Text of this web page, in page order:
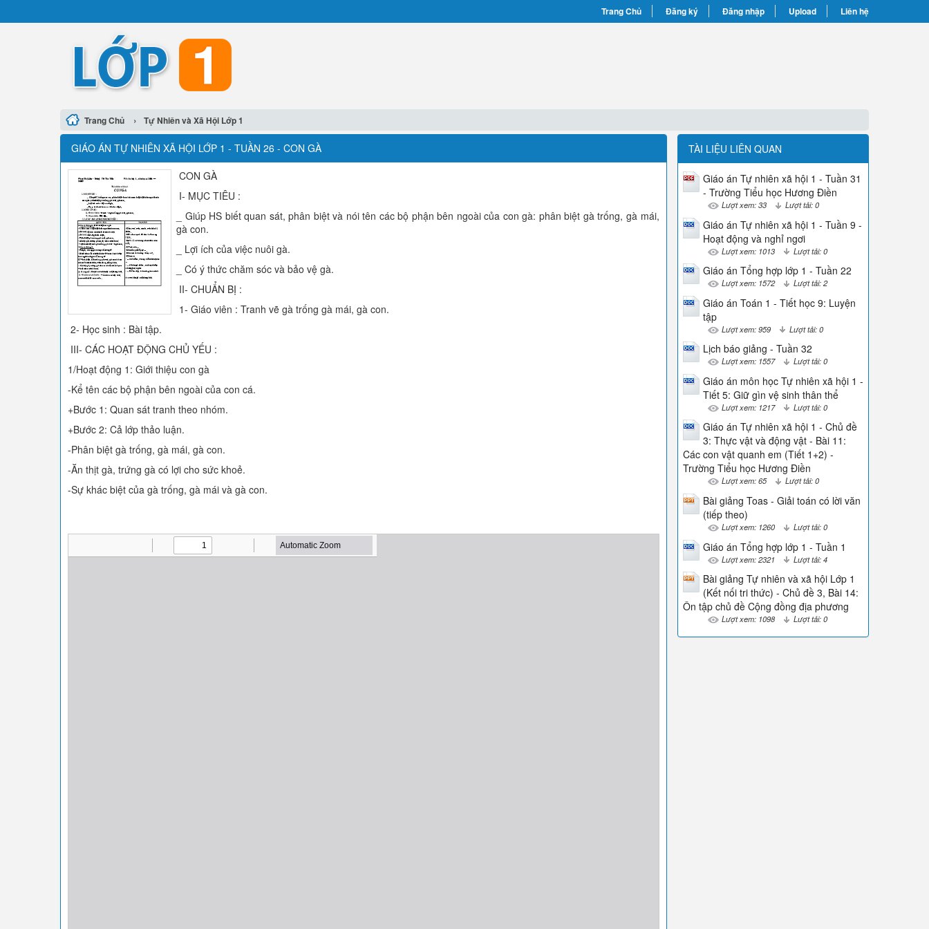
Trang Chủ Đăng ký Đăng nhập Upload Liên hệ
Trang Chủ › Tự Nhiên và Xã Hội Lớp 1
GIÁO ÁN TỰ NHIÊN XÃ HỘI LỚP 1 - TUẦN 26 - CON GÀ
CON GÀ
I- MỤC TIÊU :
_ Giúp HS biết quan sát, phân biệt và nói tên các bộ phận bên ngoài của con gà: phân biệt gà trống, gà mái,
gà con.
_ Lợi ích của việc nuôi gà.
_ Có ý thức chăm sóc và bảo vệ gà.
II- CHUẨN BỊ :
1- Giáo viên : Tranh vẽ gà trống gà mái, gà con.
2- Học sinh : Bài tập.
III- CÁC HOẠT ĐỘNG CHỦ YẾU :
1/Hoạt động 1: Giới thiệu con gà
-Kể tên các bộ phận bên ngoài của con cá.
+Bước 1: Quan sát tranh theo nhóm.
+Bước 2: Cả lớp thảo luận.
-Phân biệt gà trống, gà mái, gà con.
-Ăn thịt gà, trứng gà có lợi cho sức khoẻ.
-Sự khác biệt của gà trống, gà mái và gà con.
TÀI LIỆU LIÊN QUAN
Giáo án Tự nhiên xã hội 1 - Tuần 31
- Trường Tiểu học Hương Điền
Lượt xem: 33 Lượt tải: 0
Giáo án Tự nhiên xã hội 1 - Tuần 9 -
Hoạt động và nghỉ ngơi
Lượt xem: 1013 Lượt tải: 0
Giáo án Tổng hợp lớp 1 - Tuần 22
Lượt xem: 1572 Lượt tải: 2
Giáo án Toán 1 - Tiết học 9: Luyện
tập
Lượt xem: 959 Lượt tải: 0
Lịch báo giảng - Tuần 32
Lượt xem: 1557 Lượt tải: 0
Giáo án môn học Tự nhiên xã hội 1 -
Tiết 5: Giữ gìn vệ sinh thân thể
Lượt xem: 1217 Lượt tải: 0
Giáo án Tự nhiên xã hội 1 - Chủ đề
3: Thực vật và động vật - Bài 11:
Các con vật quanh em (Tiết 1+2) -
Trường Tiểu học Hương Điền
Lượt xem: 65 Lượt tải: 0
Bài giảng Toas - Giải toán có lời văn
(tiếp theo)
Lượt xem: 1260 Lượt tải: 0
Giáo án Tổng hợp lớp 1 - Tuần 1
Lượt xem: 2321 Lượt tải: 4
Bài giảng Tự nhiên và xã hội Lớp 1
(Kết nối tri thức) - Chủ đề 3, Bài 14:
Ôn tập chủ đề Cộng đồng địa phương
Lượt xem: 1098 Lượt tải: 0